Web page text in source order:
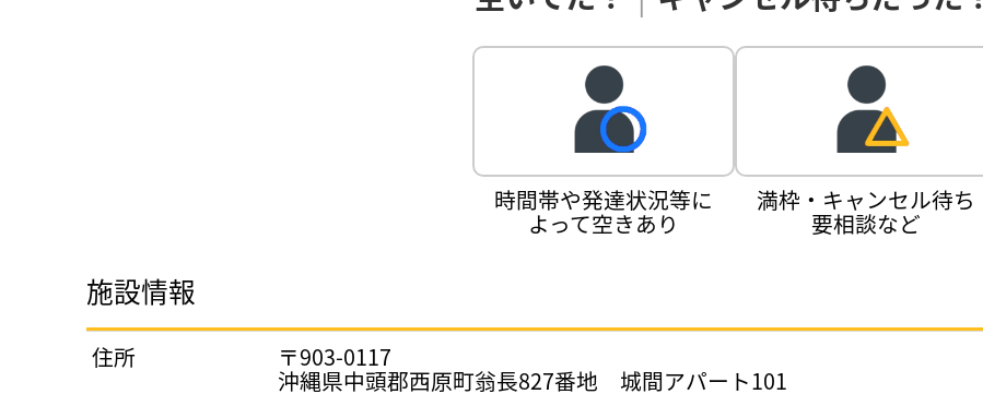
時間帯や発達状況等に
よって空きあり
満枠・キャンセル待ち
要相談など
施設情報
住所 〒903-0117
沖縄県中頭郡西原町翁長827番地 城間アパート101